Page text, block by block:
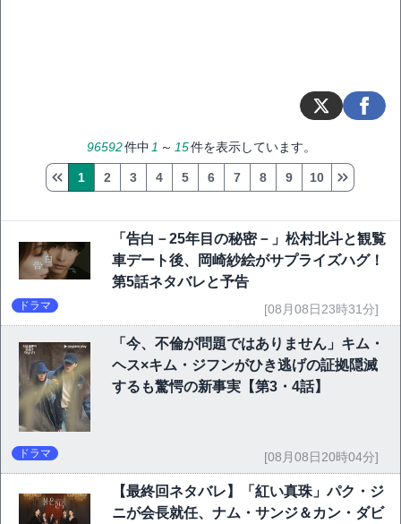
96592件中 1 ～ 15件を表示しています。
1 2 3 4 5 6 7 8 9 10
「告白－25年目の秘密－」松村北斗と観覧
車デート後、岡崎紗絵がサプライズハグ！
第5話ネタバレと予告
ドラマ [08月08日23時31分]
「今、不倫が問題ではありません」キム・
ヘス×キム・ジフンがひき逃げの証拠隠滅
するも驚愕の新事実【第3・4話】
ドラマ [08月08日20時04分]
【最終回ネタバレ】「紅い真珠」パク・ジ
ニが会長就任、ナム・サンジ＆カン・ダビ